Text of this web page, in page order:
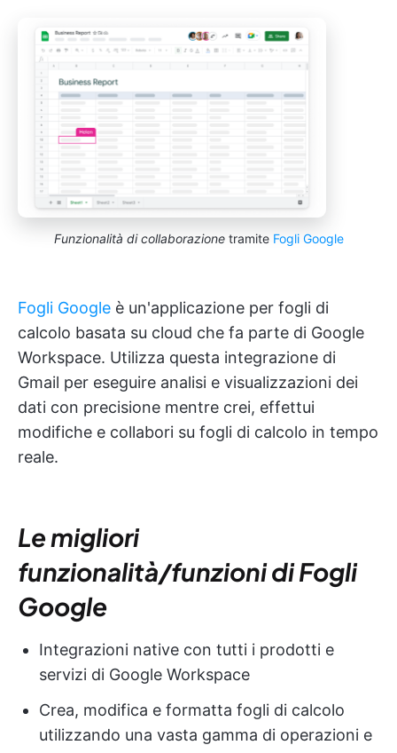
Funzionalità di collaborazionetramite Fogli Google
Fogli Google è un'applicazione per fogli di
calcolo basata su cloud che fa parte di Google
Workspace. Utilizza questa integrazione di
Gmail per eseguire analisi e visualizzazioni dei
dati con precisione mentre crei, effettui
modifiche e collabori su fogli di calcolo in tempo
reale.
Le migliori
funzionalità/funzioni di Fogli
Google
Integrazioni native con tutti i prodotti e
servizi di Google Workspace
Crea, modifica e formatta fogli di calcolo
utilizzando una vasta gamma di operazioni e